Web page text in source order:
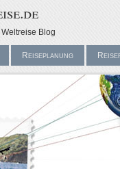
Blog
Reiseplanung